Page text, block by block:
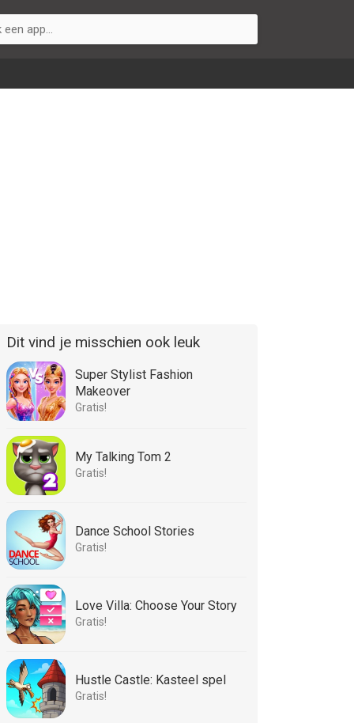
Dit vind je misschien ook leuk
Super Stylist Fashion
Makeover
Gratis!
My Talking Tom 2
Gratis!
Dance School Stories
Gratis!
Love Villa: Choose Your Story
Gratis!
Hustle Castle: Kasteel spel
Gratis!